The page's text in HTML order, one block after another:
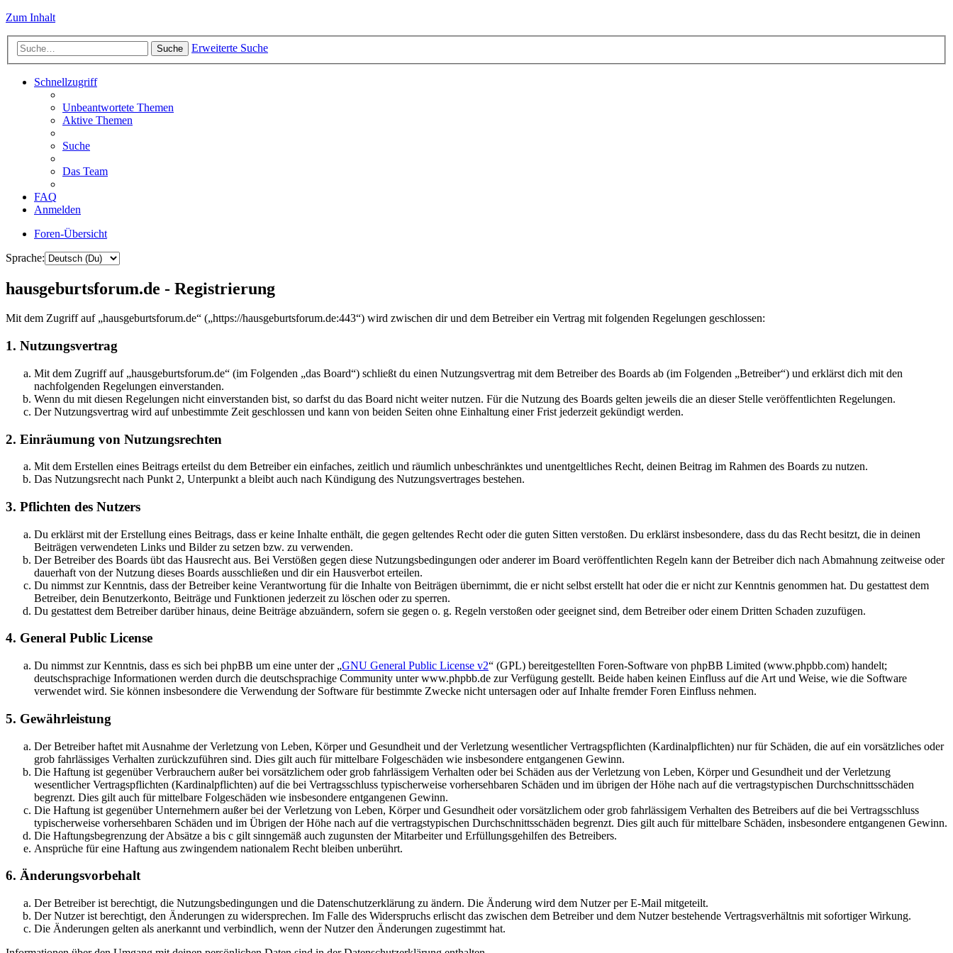
Zum Inhalt
Suche Erweiterte Suche
Schnellzugriff
Unbeantwortete Themen
Aktive Themen
Suche
Das Team
FAQ
Anmelden
Foren-Übersicht
Sprache:
hausgeburtsforum.de - Registrierung
Mit dem Zugriff auf „hausgeburtsforum.de“ („https://hausgeburtsforum.de:443“) wird zwischen dir und dem Betreiber ein Vertrag mit folgenden Regelungen geschlossen:
1. Nutzungsvertrag
Mit dem Zugriff auf „hausgeburtsforum.de“ (im Folgenden „das Board“) schließt du einen Nutzungsvertrag mit dem Betreiber des Boards ab (im Folgenden „Betreiber“) und erklärst dich mit den
nachfolgenden Regelungen einverstanden.
Wenn du mit diesen Regelungen nicht einverstanden bist, so darfst du das Board nicht weiter nutzen. Für die Nutzung des Boards gelten jeweils die an dieser Stelle veröffentlichten Regelungen.
Der Nutzungsvertrag wird auf unbestimmte Zeit geschlossen und kann von beiden Seiten ohne Einhaltung einer Frist jederzeit gekündigt werden.
2. Einräumung von Nutzungsrechten
Mit dem Erstellen eines Beitrags erteilst du dem Betreiber ein einfaches, zeitlich und räumlich unbeschränktes und unentgeltliches Recht, deinen Beitrag im Rahmen des Boards zu nutzen.
Das Nutzungsrecht nach Punkt 2, Unterpunkt a bleibt auch nach Kündigung des Nutzungsvertrages bestehen.
3. Pflichten des Nutzers
Du erklärst mit der Erstellung eines Beitrags, dass er keine Inhalte enthält, die gegen geltendes Recht oder die guten Sitten verstoßen. Du erklärst insbesondere, dass du das Recht besitzt, die in deinen
Beiträgen verwendeten Links und Bilder zu setzen bzw. zu verwenden.
Der Betreiber des Boards übt das Hausrecht aus. Bei Verstößen gegen diese Nutzungsbedingungen oder anderer im Board veröffentlichten Regeln kann der Betreiber dich nach Abmahnung zeitweise oder
dauerhaft von der Nutzung dieses Boards ausschließen und dir ein Hausverbot erteilen.
Du nimmst zur Kenntnis, dass der Betreiber keine Verantwortung für die Inhalte von Beiträgen übernimmt, die er nicht selbst erstellt hat oder die er nicht zur Kenntnis genommen hat. Du gestattest dem
Betreiber, dein Benutzerkonto, Beiträge und Funktionen jederzeit zu löschen oder zu sperren.
Du gestattest dem Betreiber darüber hinaus, deine Beiträge abzuändern, sofern sie gegen o. g. Regeln verstoßen oder geeignet sind, dem Betreiber oder einem Dritten Schaden zuzufügen.
4. General Public License
Du nimmst zur Kenntnis, dass es sich bei phpBB um eine unter der „GNU General Public License v2“ (GPL) bereitgestellten Foren-Software von phpBB Limited (www.phpbb.com) handelt;
deutschsprachige Informationen werden durch die deutschsprachige Community unter www.phpbb.de zur Verfügung gestellt. Beide haben keinen Einfluss auf die Art und Weise, wie die Software
verwendet wird. Sie können insbesondere die Verwendung der Software für bestimmte Zwecke nicht untersagen oder auf Inhalte fremder Foren Einfluss nehmen.
5. Gewährleistung
Der Betreiber haftet mit Ausnahme der Verletzung von Leben, Körper und Gesundheit und der Verletzung wesentlicher Vertragspflichten (Kardinalpflichten) nur für Schäden, die auf ein vorsätzliches oder
grob fahrlässiges Verhalten zurückzuführen sind. Dies gilt auch für mittelbare Folgeschäden wie insbesondere entgangenen Gewinn.
Die Haftung ist gegenüber Verbrauchern außer bei vorsätzlichem oder grob fahrlässigem Verhalten oder bei Schäden aus der Verletzung von Leben, Körper und Gesundheit und der Verletzung
wesentlicher Vertragspflichten (Kardinalpflichten) auf die bei Vertragsschluss typischerweise vorhersehbaren Schäden und im übrigen der Höhe nach auf die vertragstypischen Durchschnittsschäden
begrenzt. Dies gilt auch für mittelbare Folgeschäden wie insbesondere entgangenen Gewinn.
Die Haftung ist gegenüber Unternehmern außer bei der Verletzung von Leben, Körper und Gesundheit oder vorsätzlichem oder grob fahrlässigem Verhalten des Betreibers auf die bei Vertragsschluss
typischerweise vorhersehbaren Schäden und im Übrigen der Höhe nach auf die vertragstypischen Durchschnittsschäden begrenzt. Dies gilt auch für mittelbare Schäden, insbesondere entgangenen Gewinn.
Die Haftungsbegrenzung der Absätze a bis c gilt sinngemäß auch zugunsten der Mitarbeiter und Erfüllungsgehilfen des Betreibers.
Ansprüche für eine Haftung aus zwingendem nationalem Recht bleiben unberührt.
6. Änderungsvorbehalt
Der Betreiber ist berechtigt, die Nutzungsbedingungen und die Datenschutzerklärung zu ändern. Die Änderung wird dem Nutzer per E-Mail mitgeteilt.
Der Nutzer ist berechtigt, den Änderungen zu widersprechen. Im Falle des Widerspruchs erlischt das zwischen dem Betreiber und dem Nutzer bestehende Vertragsverhältnis mit sofortiger Wirkung.
Die Änderungen gelten als anerkannt und verbindlich, wenn der Nutzer den Änderungen zugestimmt hat.